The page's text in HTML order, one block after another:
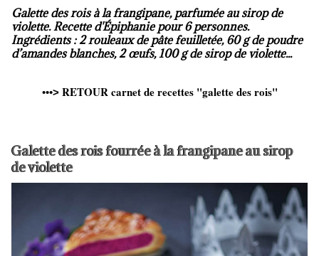
Galette des rois à la frangipane, parfumée au sirop de
violette. Recette d'Épiphanie pour 6 personnes.
Ingrédients : 2 rouleaux de pâte feuilletée, 60 g de poudre
d’amandes blanches, 2 œufs, 100 g de sirop de violette...
•••> RETOUR carnet de recettes "galette des rois"
Galette des rois fourrée à la frangipane au sirop
de violette